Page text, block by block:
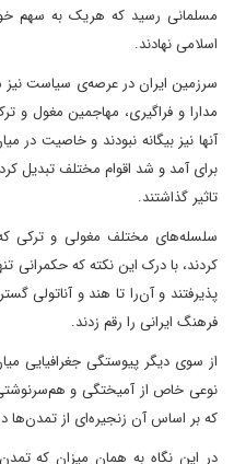
مسلمانی رسید که هریک به سهم
اسلامی نهادند.
سرزمین ایران در عرصه‌ی سیاست نیز
مدارا و فراگیری، مهاجمین مغول و
آنها نیز بیگانه نبودند و خاصیت در
برای آمد و شد اقوام مختلف تبدیل
تاثیر گذاشتند.
سلسله‌های مختلف مغولی و ترکی
کردند، با درک این نکته که حکمرانی
پذیرفتند و آن‌را تا هند و آناتولی
فرهنگ ایرانی را رقم زدند.
از سوی دیگر پیوستگی جغرافیایی
نوعی خاص از آمیختگی و
که بر اساس آن زنجیر‌ه‌ای از تمدن‌ها
در این نگاه به همان میزان که